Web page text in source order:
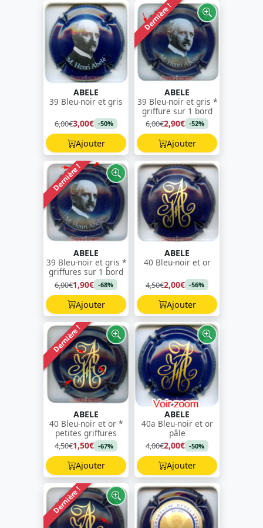
ABELE
39 Bleu-noir et gris
6,00€3,00€ -50%
Ajouter
Dernière !
ABELE
39 Bleu-noir et gris *
griffure sur 1 bord
6,00€2,90€ -52%
Ajouter
Dernière !
ABELE
39 Bleu-noir et gris *
griffures sur 1 bord
6,00€1,90€ -68%
Ajouter
ABELE
40 Bleu-noir et or
4,50€2,00€ -56%
Ajouter
Dernière !
ABELE
40 Bleu-noir et or *
petites griffures
4,50€1,50€ -67%
Ajouter
ABELE
40a Bleu-noir et or
pâle
4,00€2,00€ -50%
Ajouter
Dernière !